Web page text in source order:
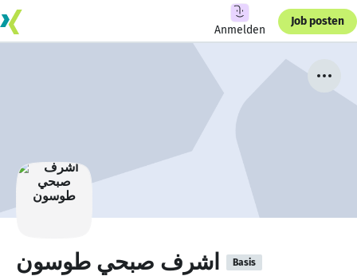
Anmelden
Job posten
اشرف صبحي طوسون Basis